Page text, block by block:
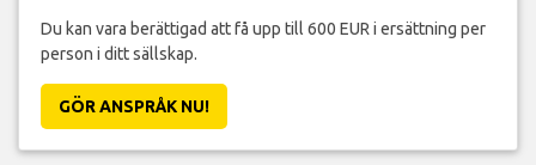
Blev ditt flyg försenat eller inställt?
Du kan vara berättigad att få upp till 600 EUR i ersättning per
person i ditt sällskap.